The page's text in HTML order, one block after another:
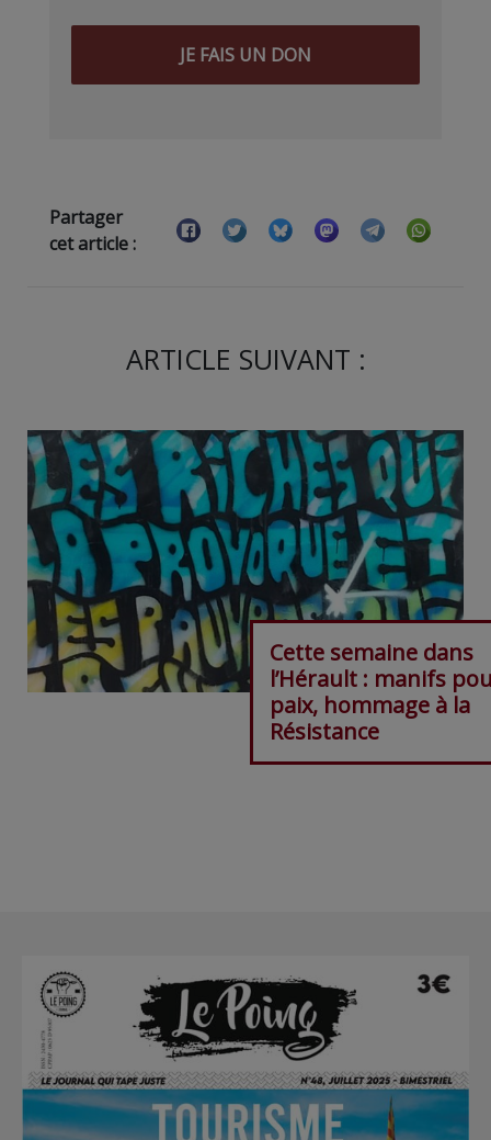
JE FAIS UN DON
Partager
cet article :
ARTICLE SUIVANT :
Cette semaine dans
l’Hérault : manifs
paix, hommage à la
Résistance